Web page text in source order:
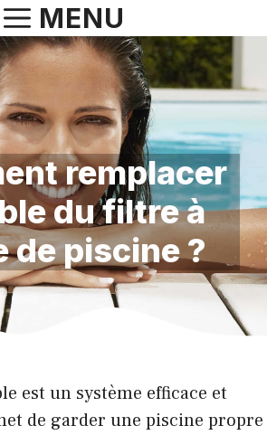
MENU
remplacer
du filtre à
de piscine ?
est un système efficace et
de garder une piscine propre